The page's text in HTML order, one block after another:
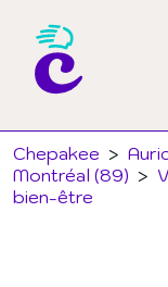
Chepakee >
Montréal (89) >
bien-être
Email